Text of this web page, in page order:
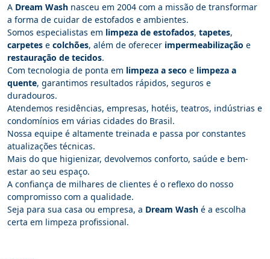
A Dream Wash nasceu em 2004 com a missão de transformar
a forma de cuidar de estofados e ambientes.
Somos especialistas em limpeza de estofados, tapetes,
carpetes e colchões, além de oferecer impermeabilização e
restauração de tecidos.
Com tecnologia de ponta em limpeza a seco e limpeza a
quente, garantimos resultados rápidos, seguros e
duradouros.
Atendemos residências, empresas, hotéis, teatros, indústrias e
condomínios em várias cidades do Brasil.
Nossa equipe é altamente treinada e passa por constantes
atualizações técnicas.
Mais do que higienizar, devolvemos conforto, saúde e bem-
estar ao seu espaço.
A confiança de milhares de clientes é o reflexo do nosso
compromisso com a qualidade.
Seja para sua casa ou empresa, a Dream Wash é a escolha
certa em limpeza profissional.